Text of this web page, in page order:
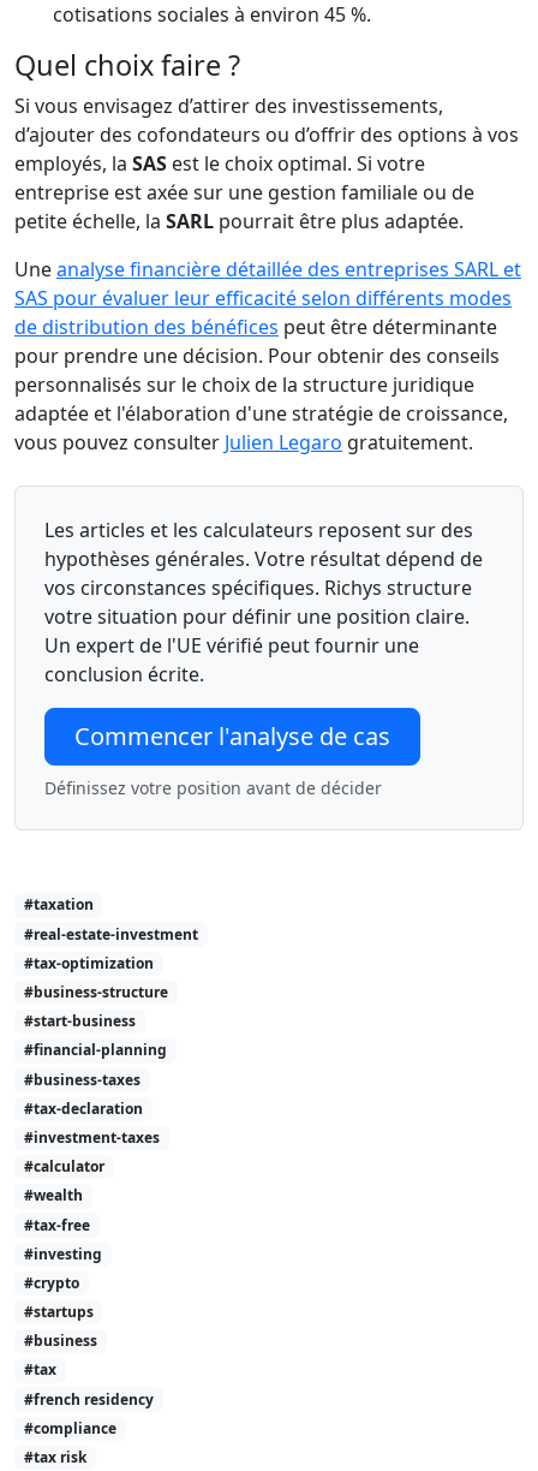
cotisations sociales à environ 45 %.
Quel choix faire ?
Si vous envisagez d’attirer des investissements,
d’ajouter des cofondateurs ou d’offrir des options à vos
employés, la SAS est le choix optimal. Si votre
entreprise est axée sur une gestion familiale ou de
petite échelle, la SARL pourrait être plus adaptée.
Uneanalyse financière détaillée des entreprises SARL et
SAS pour évaluer leur efficacité selon différents modes
de distribution des bénéfices peut être déterminante
pour prendre une décision. Pour obtenir des conseils
personnalisés sur le choix de la structure juridique
adaptée et l'élaboration d'une stratégie de croissance,
vous pouvez consulter Julien Legaro gratuitement.
Les articles et les calculateurs reposent sur des
hypothèses générales. Votre résultat dépend de
vos circonstances spécifiques. Richys structure
votre situation pour définir une position claire.
Un expert de l'UE vérifié peut fournir une
conclusion écrite.
Commencer l'analyse de cas
Définissez votre position avant de décider
#taxation
#real-estate-investment
#tax-optimization
#business-structure
#start-business
#financial-planning
#business-taxes
#tax-declaration
#investment-taxes
#calculator
#wealth
#tax-free
#investing
#crypto
#startups
#business
#tax
#french residency
#compliance
#tax risk